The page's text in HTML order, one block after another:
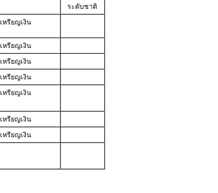
ระดับชาติ
เหรียญเงิน
เหรียญเงิน
เหรียญเงิน
เหรียญเงิน
เหรียญเงิน
เหรียญเงิน
เหรียญเงิน